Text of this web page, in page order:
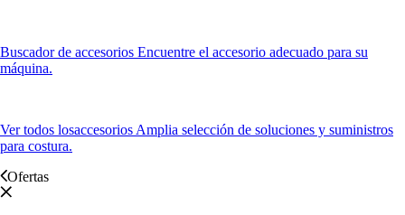
Buscador de accesorios Encuentre el accesorio adecuado para su
máquina.
Ver todos losaccesorios Amplia selección de soluciones y suministros
para costura.
Ofertas